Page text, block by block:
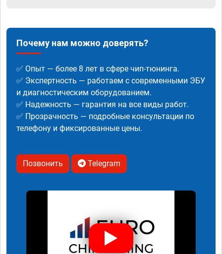
Почему нам можно доверять?
✅ Опыт — более 8 лет в сфере чип-тюнинга.
✅ Экспертность — работаем с современными ЭБУ
и диагностическим оборудованием.
✅ Надежность — гарантия на все виды работ.
✅ Прозрачность — подробные консультации по
телефону и фиксированные цены.
Позвонить Telegram